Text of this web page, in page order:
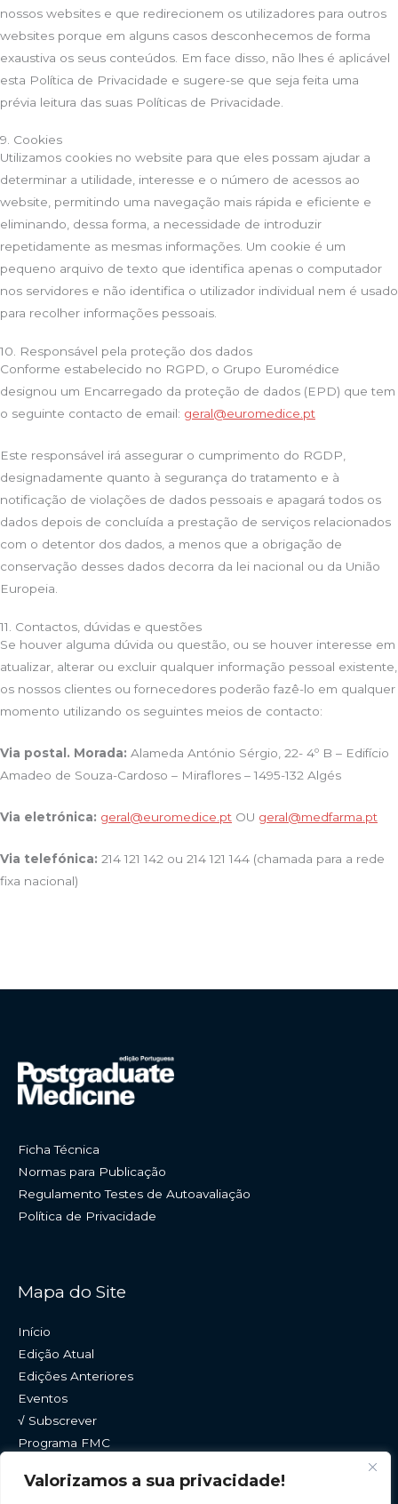
Valorizamos a sua privacidade!
nossos websites e que redirecionem os utilizadores para outros
websites porque em alguns casos desconhecemos de forma
exaustiva os seus conteúdos. Em face disso, não lhes é aplicável
esta Política de Privacidade e sugere-se que seja feita uma
prévia leitura das suas Políticas de Privacidade.
9. Cookies
Utilizamos cookies no website para que eles possam ajudar a
determinar a utilidade, interesse e o número de acessos ao
website, permitindo uma navegação mais rápida e eficiente e
eliminando, dessa forma, a necessidade de introduzir
repetidamente as mesmas informações. Um cookie é um
pequeno arquivo de texto que identifica apenas o computador
nos servidores e não identifica o utilizador individual nem é usado
para recolher informações pessoais.
10. Responsável pela proteção dos dados
Conforme estabelecido no RGPD, o Grupo Euromédice
designou um Encarregado da proteção de dados (EPD) que tem
o seguinte contacto de email: geral@euromedice.pt
Este responsável irá assegurar o cumprimento do RGDP,
designadamente quanto à segurança do tratamento e à
notificação de violações de dados pessoais e apagará todos os
dados depois de concluída a prestação de serviços relacionados
com o detentor dos dados, a menos que a obrigação de
conservação desses dados decorra da lei nacional ou da União
Europeia.
11. Contactos, dúvidas e questões
Se houver alguma dúvida ou questão, ou se houver interesse em
atualizar, alterar ou excluir qualquer informação pessoal existente,
os nossos clientes ou fornecedores poderão fazê-lo em qualquer
momento utilizando os seguintes meios de contacto:
Via postal. Morada: Alameda António Sérgio, 22- 4º B – Edifício
Amadeo de Souza-Cardoso – Miraflores – 1495-132 Algés
Via eletrónica: geral@euromedice.pt OU geral@medfarma.pt
Via telefónica: 214 121 142 ou 214 121 144 (chamada para a rede
fixa nacional)
Ficha Técnica
Normas para Publicação
Regulamento Testes de Autoavaliação
Política de Privacidade
Mapa do Site
Início
Edição Atual
Edições Anteriores
Eventos
√ Subscrever
Programa FMC
Contactos